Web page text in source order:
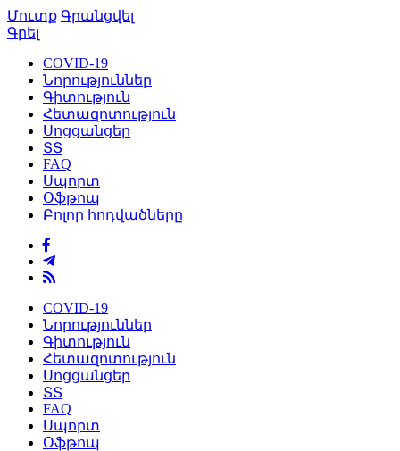
Մուտք Գրանցվել
Գրել
COVID-19
Նորություններ
Գիտություն
Հետազոտություն
Սոցցանցեր
ՏՏ
FAQ
Սպորտ
Օֆթոպ
Բոլոր հոդվածները
COVID-19
Նորություններ
Գիտություն
Հետազոտություն
Սոցցանցեր
ՏՏ
FAQ
Սպորտ
Օֆթոպ